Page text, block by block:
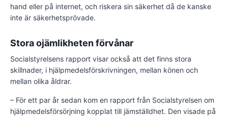
hand eller på internet, och riskera sin säkerhet då de kanske
inte är säkerhetsprövade.
Stora ojämlikheten förvånar
Socialstyrelsens rapport visar också att det finns stora
skillnader, i hjälpmedelsförskrivningen, mellan könen och
mellan olika åldrar.
– För ett par år sedan kom en rapport från Socialstyrelsen om
hjälpmedelsförsörjning kopplat till jämställdhet. Den visade på